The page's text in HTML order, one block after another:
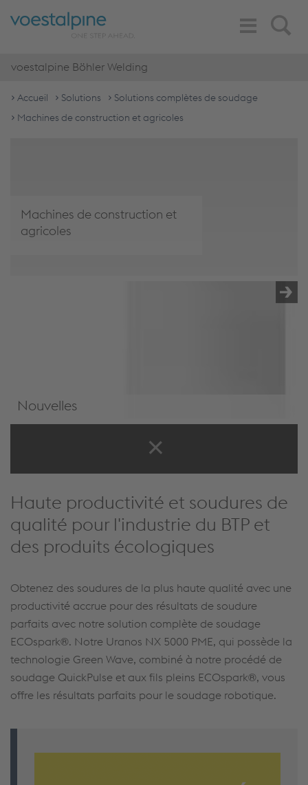
Search
Toggle
Navigation
voestalpine Böhler Welding
Accueil Solutions
Solutions complètes de soudage
Machines de construction et agricoles
Machines de construction et
agricoles
Nouvelles
Haute productivité et soudures de
qualité pour l'industrie du BTP et
des produits écologiques
Obtenez des soudures de la plus haute qualité avec une
productivité accrue pour des résultats de soudure
parfaits avec notre solution complète de soudage
ECOspark®. Notre Uranos NX 5000 PME, qui possède la
technologie Green Wave, combiné à notre procédé de
soudage QuickPulse et aux fils pleins ECOspark®, vous
offre les résultats parfaits pour le soudage robotique.